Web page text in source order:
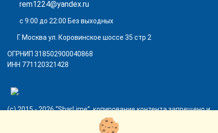
rem1224@yandex.ru
с 9:00 до 22:00 Без выходных
Г. Москва ул. Коровинское шоссе 35 стр 2
ОГРНИП 318502900040868
ИНН 771120321428
(с) 2015 - 2026 “SharLime”, копирование контента запрещено и